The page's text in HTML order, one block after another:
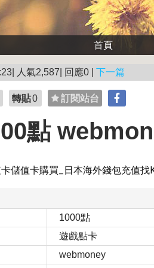
首頁
人氣2,587| 回應0 | 下一篇
轉貼0 訂閱站台
點
1000點
遊戲點卡
webmoney